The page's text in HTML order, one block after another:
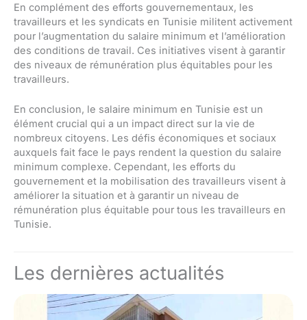
En complément des efforts gouvernementaux, les
travailleurs et les syndicats en Tunisie militent activement
pour l’augmentation du salaire minimum et l’amélioration
des conditions de travail. Ces initiatives visent à garantir
des niveaux de rémunération plus équitables pour les
travailleurs.
En conclusion, le salaire minimum en Tunisie est un
élément crucial qui a un impact direct sur la vie de
nombreux citoyens. Les défis économiques et sociaux
auxquels fait face le pays rendent la question du salaire
minimum complexe. Cependant, les efforts du
gouvernement et la mobilisation des travailleurs visent à
améliorer la situation et à garantir un niveau de
rémunération plus équitable pour tous les travailleurs en
Tunisie.
Les dernières actualités